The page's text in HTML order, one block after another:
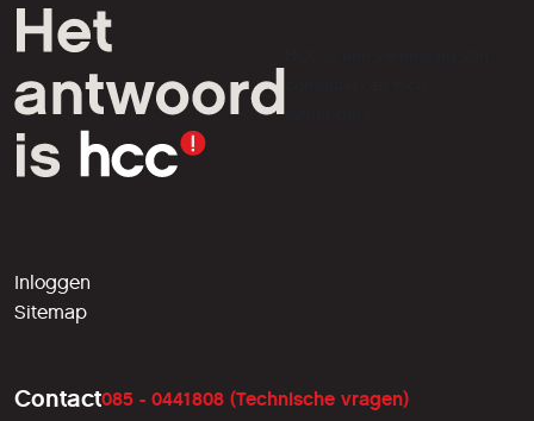
liefhebbers.
Inloggen
Sitemap
Contact085 - 0441808 (Technische vragen)